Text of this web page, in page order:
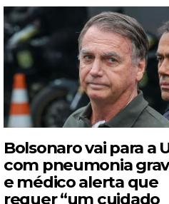
Bolsonaro vai para a
com pneumonia
e médico alerta que
requer “um cuidado